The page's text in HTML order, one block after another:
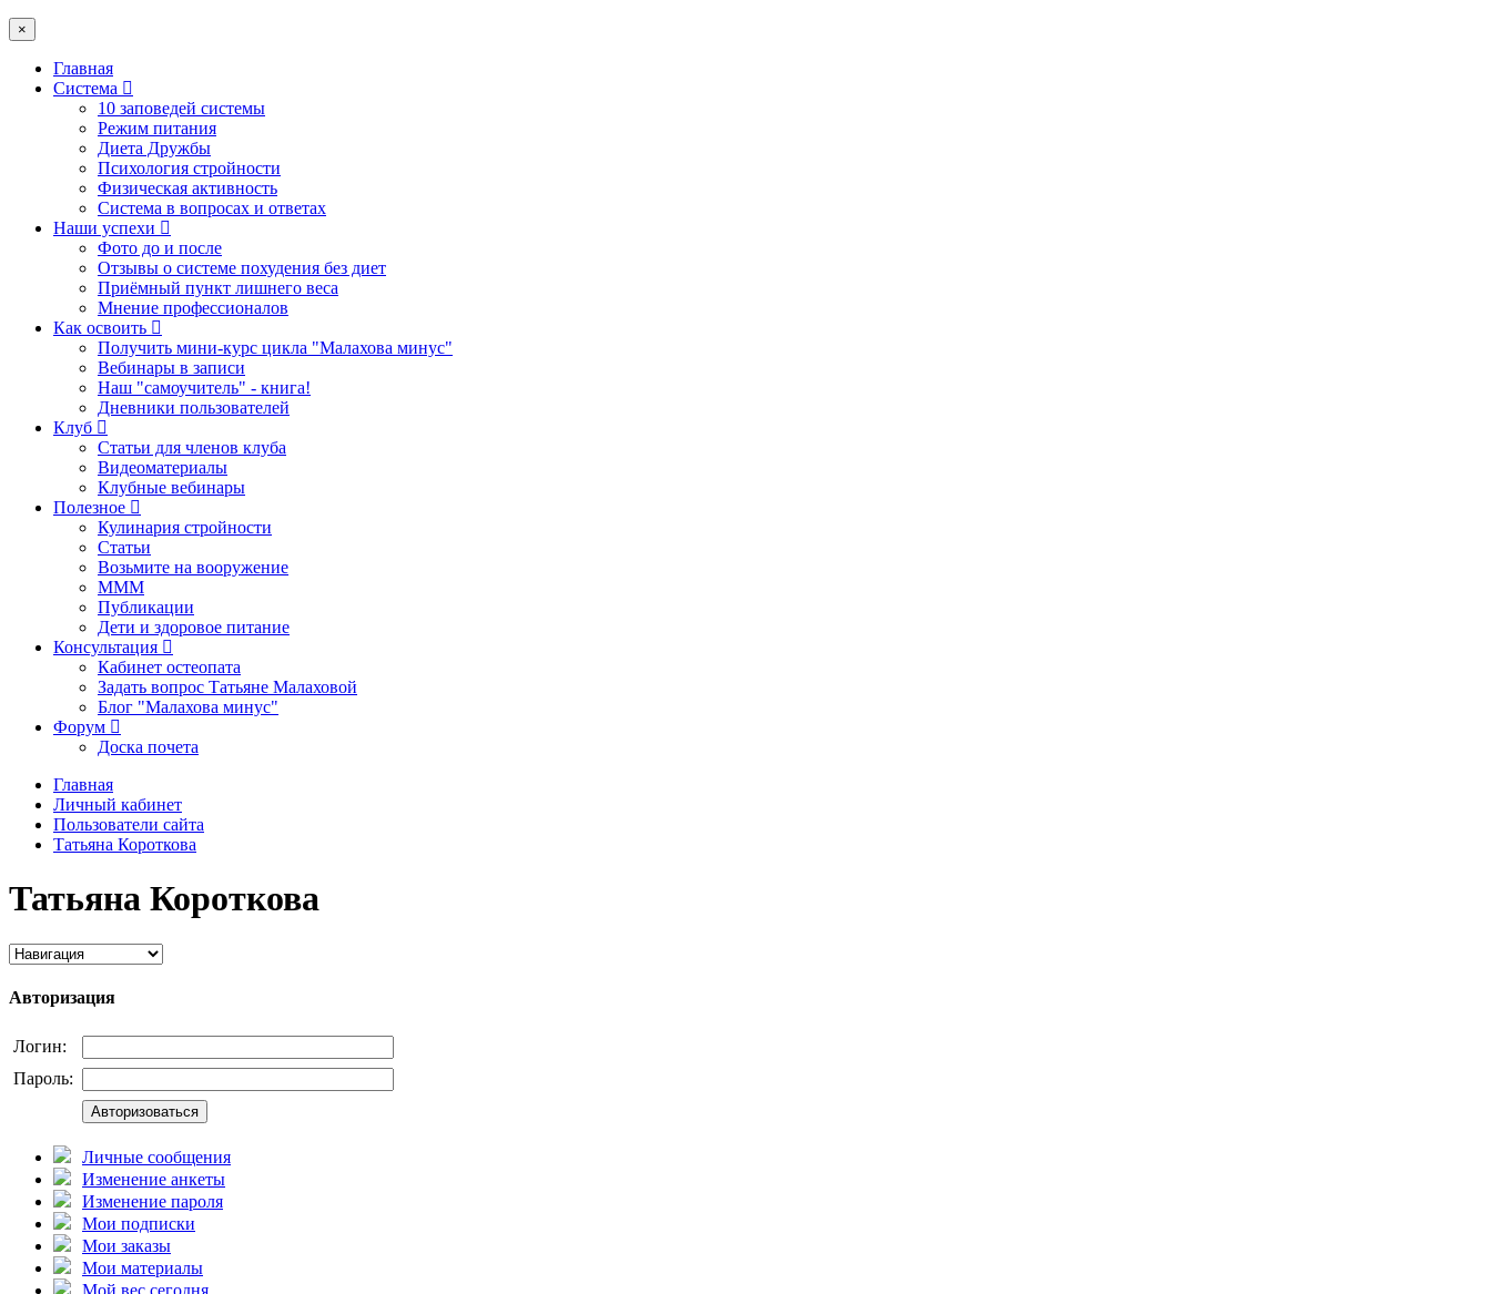
×
Главная
Система
10 заповедей системы
Режим питания
Диета Дружбы
Психология стройности
Физическая активность
Система в вопросах и ответах
Наши успехи
Фото до и после
Отзывы о системе похудения без диет
Приёмный пункт лишнего веса
Мнение профессионалов
Как освоить
Получить мини-курс цикла "Малахова минус"
Вебинары в записи
Наш "самоучитель" - книга!
Дневники пользователей
Клуб
Статьи для членов клуба
Видеоматериалы
Клубные вебинары
Полезное
Кулинария стройности
Статьи
Возьмите на вооружение
МММ
Публикации
Дети и здоровое питание
Консультация
Кабинет остеопата
Задать вопрос Татьяне Малаховой
Блог "Малахова минус"
Форум
Доска почета
Главная
Личный кабинет
Пользователи сайта
Татьяна Короткова
Татьяна Короткова
Авторизация
Логин:
Пароль:
Авторизоваться
Личные сообщения
Изменение анкеты
Изменение пароля
Мои подписки
Мои заказы
Мои материалы